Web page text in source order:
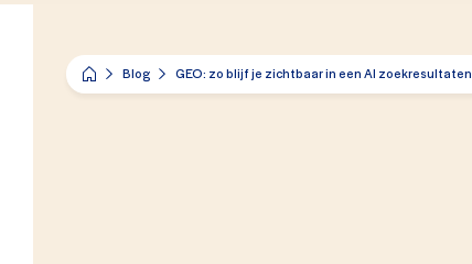
Blog GEO: zo blijf je zichtbaar in een AI zoekresultaten